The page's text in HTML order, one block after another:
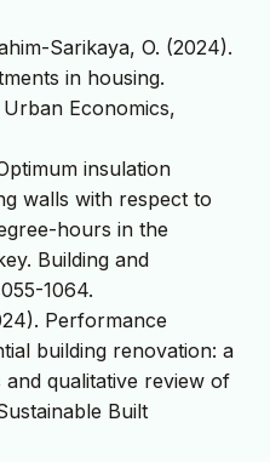
Sarikaya, O. (2024).
in housing.
Economics,
insulation
walls with respect to
hours in the
Building and
1064.
Performance
building renovation: a
qualitative review of
Built